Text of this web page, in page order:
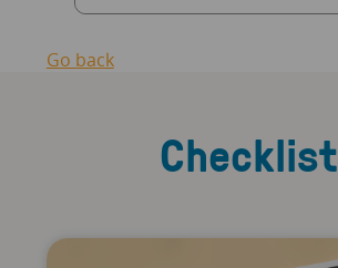
Go back
Checklist